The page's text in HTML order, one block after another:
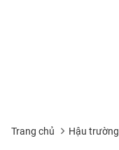
Trang chủ Hậu trường